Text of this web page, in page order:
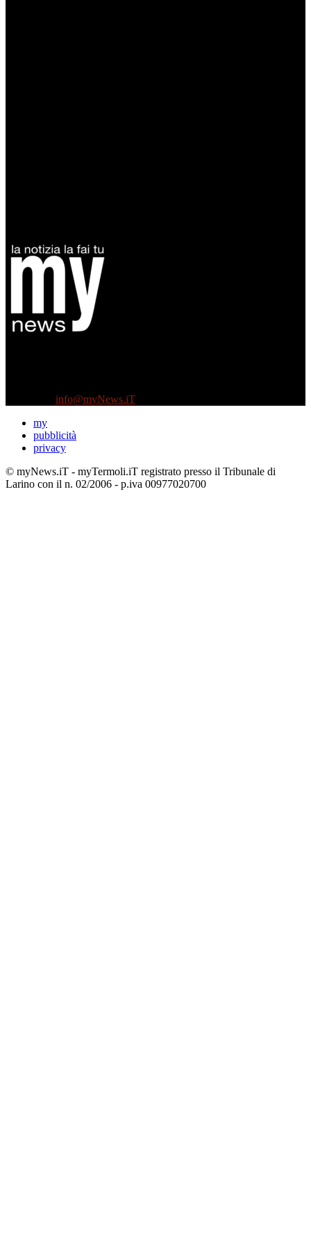
info@myNews.iT
my
pubblicità
privacy
© myNews.iT - myTermoli.iT registrato presso il Tribunale di
Larino con il n. 02/2006 - p.iva 00977020700